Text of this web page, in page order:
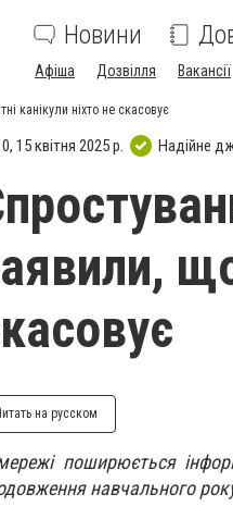
Новини
Афіша Дозвілля Вакансії
канікули ніхто не скасовує
15 квітня 2025 р. Надійне
що
на русском
поширюється
навчального